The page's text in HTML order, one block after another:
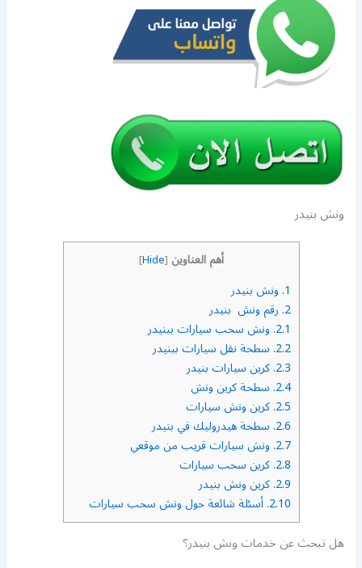
ونش بنيدر
أهم العناوين [
Hide
]
1. ونش بنيدر
2. رقم ونش بنيدر
2.1. ونش سحب سيارات ببنيدر
2.2. سطحة نقل سيارات ببنيدر
2.3. كرين سيارات بنيدر
2.4. سطحة كرين ونش
2.5. كرين ونش سيارات
2.6. سطحة هيدروليك في بنيدر
2.7. ونش سيارات قريب من موقعي
2.8. كرين سحب سيارات
2.9. كرين ونش بنيدر
2.10. أسئلة شائعة حول ونش سحب سيارات
هل تبحث عن خدمات ونش بنيدر؟